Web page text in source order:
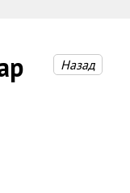
Назад